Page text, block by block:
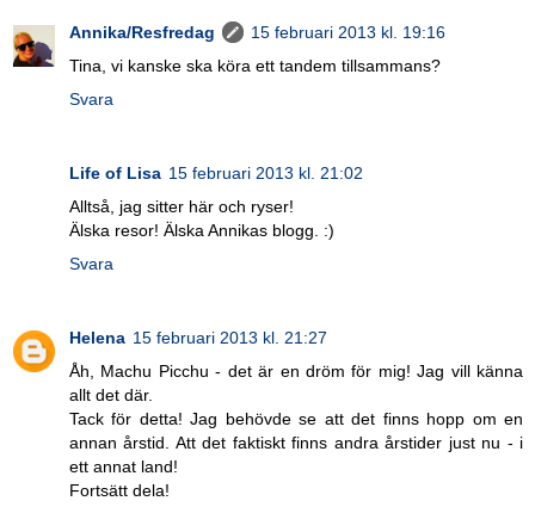
Annika/Resfredag
15 februari 2013 kl. 19:16
Tina, vi kanske ska köra ett tandem tillsammans?
Svara
Life of Lisa 15 februari 2013 kl. 21:02
Alltså, jag sitter här och ryser!
Älska resor! Älska Annikas blogg. :)
Svara
Helena 15 februari 2013 kl. 21:27
Åh, Machu Picchu - det är en dröm för mig! Jag vill känna
allt det där.
Tack för detta! Jag behövde se att det finns hopp om en
annan årstid. Att det faktiskt finns andra årstider just nu - i
ett annat land!
Fortsätt dela!